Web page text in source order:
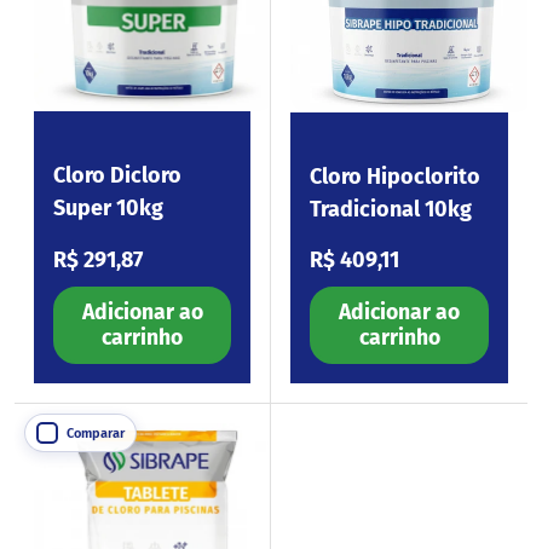
Cloro Dicloro
Super 10kg
Preço normal
R$ 291,87
Adicionar ao
carrinho
Cloro Hipoclorito
Tradicional 10kg
Preço normal
R$ 409,11
Adicionar ao
carrinho
Comparar